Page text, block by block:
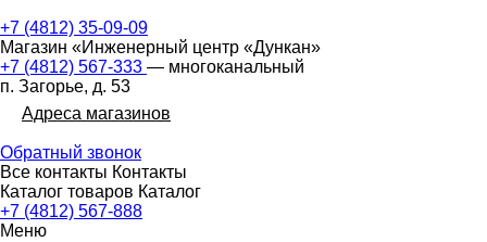
+7 (4812) 35-09-09
Магазин «Инженерный центр «Дункан»
+7 (4812) 567-333 — многоканальный
п. Загорье, д. 53
Адреса магазинов
Обратный звонок
Все контакты Контакты
Каталог товаров Каталог
+7 (4812) 567-888
Меню